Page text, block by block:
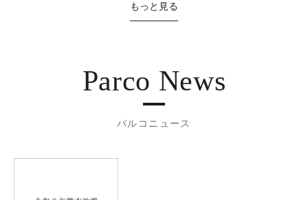
もっと見る
Parco News
パルコニュース